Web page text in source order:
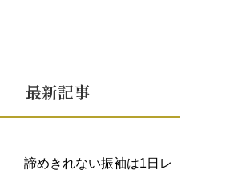
最新記事
諦めきれない振袖は1日レ